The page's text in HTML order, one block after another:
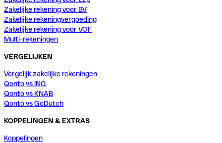
Zakelijke rekening voor BV
Zakelijke rekeningvergoeding
Zakelijke rekening voor VOF
Multi-rekeningen
VERGELIJKEN
Vergelijk zakelijke rekeningen
Qonto vs ING
Qonto vs KNAB
Qonto vs GoDutch
KOPPELINGEN & EXTRAS
Koppelingen